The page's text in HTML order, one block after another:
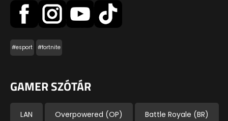
#esport #fortnite
GAMER SZÓTÁR
LAN Overpowered (OP) Battle Royale (BR)